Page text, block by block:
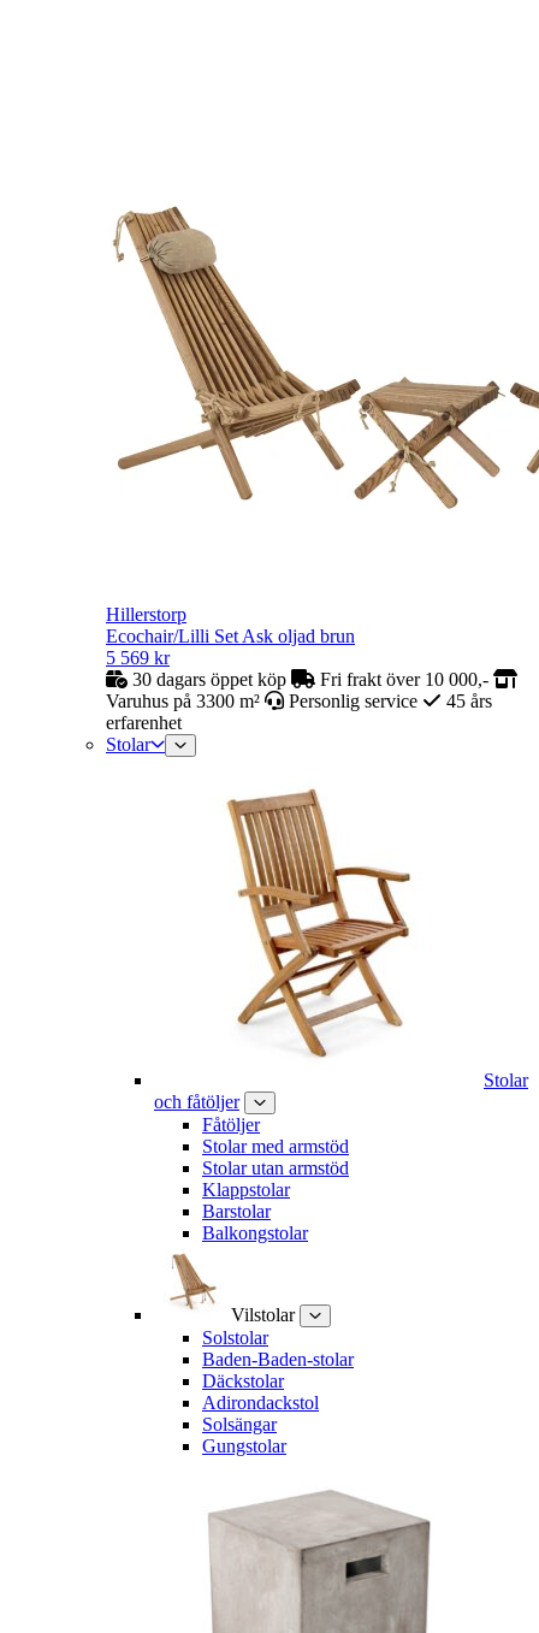
Hillerstorp
Ecochair/Lilli Set Ask oljad brun
5 569 kr
30 dagars öppet köp
Fri frakt över 10 000,-
Varuhus på 3300 m²
Personlig service
45 års
erfarenhet
Stolar
Stolar
och fåtöljer
Fåtöljer
Stolar med armstöd
Stolar utan armstöd
Klappstolar
Barstolar
Balkongstolar
Vilstolar
Solstolar
Baden-Baden-stolar
Däckstolar
Adirondackstol
Solsängar
Gungstolar